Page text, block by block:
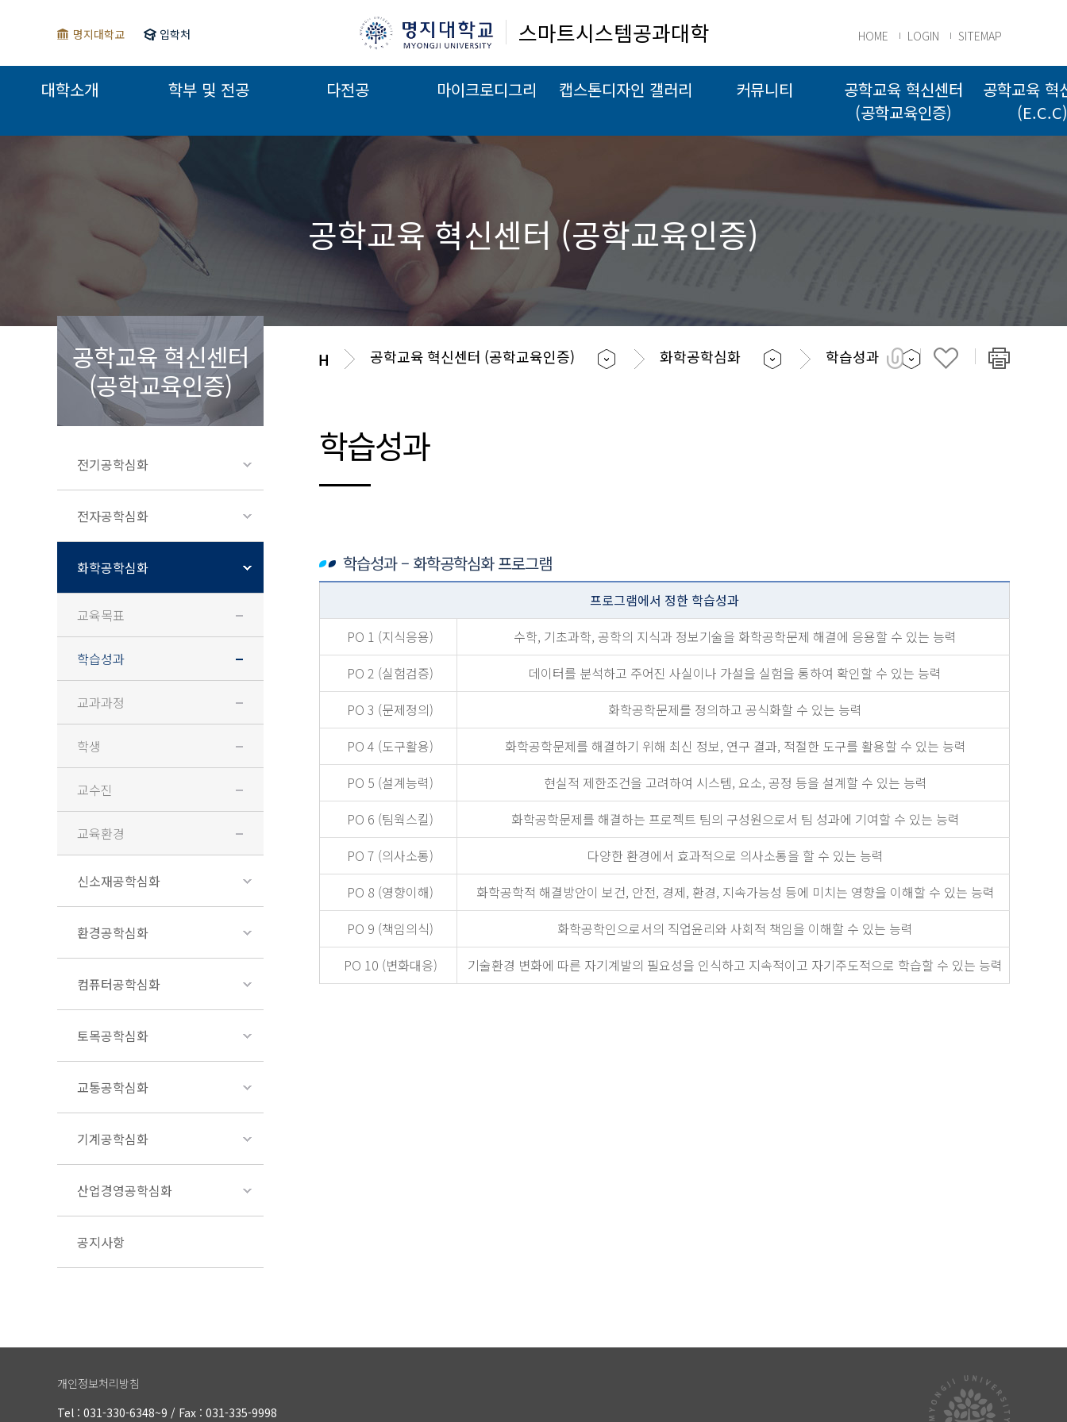
명지대학교 입학처 스마트시스템공과대학 HOME LOGIN SITEMAP
대학소개 학부 및 전공 다전공 마이크로디그리 캡스톤디자인 갤러리 커뮤니티
공학교육 혁신센터
(공학교육인증)
공학교육 혁
(E.C.C)
공학교육 혁신센터 (공학교육인증)
공학교육 혁신센터
(공학교육인증)
전기공학심화
전자공학심화
화학공학심화
교육목표
학습성과
교과과정
학생
교수진
교육환경
신소재공학심화
환경공학심화
컴퓨터공학심화
토목공학심화
교통공학심화
기계공학심화
산업경영공학심화
공지사항
공학교육 혁신센터 (공학교육인증) 화학공학심화 학습성과
학습성과
학습성과 – 화학공학심화 프로그램
프로그램에서 정한 학습성과
PO 1 (지식응용)
수학, 기초과학, 공학의 지식과 정보기술을 화학공학문제 해결에 응용할 수 있는 능력
PO 2 (실험검증)
데이터를 분석하고 주어진 사실이나 가설을 실험을 통하여 확인할 수 있는 능력
PO 3 (문제정의)
화학공학문제를 정의하고 공식화할 수 있는 능력
PO 4 (도구활용)
화학공학문제를 해결하기 위해 최신 정보, 연구 결과, 적절한 도구를 활용할 수 있는 능력
PO 5 (설계능력)
현실적 제한조건을 고려하여 시스템, 요소, 공정 등을 설계할 수 있는 능력
PO 6 (팀웍스킬)
화학공학문제를 해결하는 프로젝트 팀의 구성원으로서 팀 성과에 기여할 수 있는 능력
PO 7 (의사소통)
다양한 환경에서 효과적으로 의사소통을 할 수 있는 능력
PO 8 (영향이해)
화학공학적 해결방안이 보건, 안전, 경제, 환경, 지속가능성 등에 미치는 영향을 이해할 수 있는 능력
PO 9 (책임의식)
화학공학인으로서의 직업윤리와 사회적 책임을 이해할 수 있는 능력
PO 10 (변화대응)
기술환경 변화에 따른 자기계발의 필요성을 인식하고 지속적이고 자기주도적으로 학습할 수 있는 능력
개인정보처리방침
Tel : 031-330-6348~9 / Fax : 031-335-9998